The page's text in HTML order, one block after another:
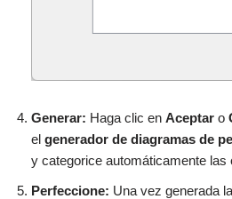
Generar: Haga clic en Aceptar o
el generador de diagramas de
y categorice automáticamente las
Perfeccione: Una vez generada